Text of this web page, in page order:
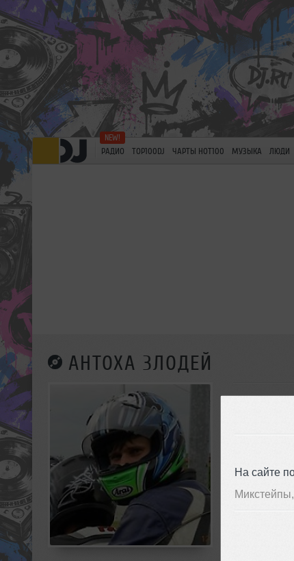
На сайте
РАДИО TOP100DJ ЧАРТЫ HOT100 МУЗЫКА ЛЮДИ
АНТОХА ЗЛОДЕЙ